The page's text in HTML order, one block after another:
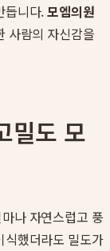
듭니다.모엠의원
사람의 자신감을
밀도 모
나 자연스럽고 풍
식했더라도 밀도가